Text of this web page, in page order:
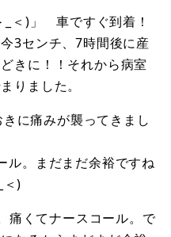
_＜)」 車ですぐ到着！
3センチ、7時間後に産
きに！！それから病室
りました。
に痛みが襲ってきまし
ル。まだまだ余裕ですね
)
痛くてナースコール。で